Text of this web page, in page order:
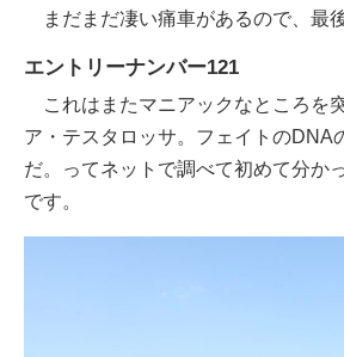
まだまだ凄い痛車があるので、最
エントリーナンバー121
これはまたマニアックなところを
ア・テスタロッサ。フェイトの
だ。ってネットで調べて初めて分
です。